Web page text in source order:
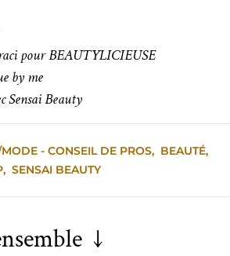
pour BEAUTYLICIEUSE
by me
Sensai Beauty
- CONSEIL DE PROS, BEAUTÉ,
, SENSAI BEAUTY
↓